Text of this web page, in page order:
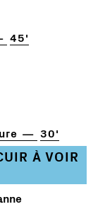
45'
30'
À VOIR